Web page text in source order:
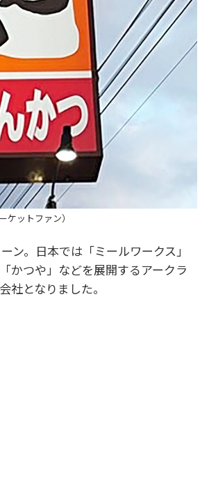
ケットファン）
。日本では「ミールワークス」
かつや」などを展開するアークラ
社となりました。